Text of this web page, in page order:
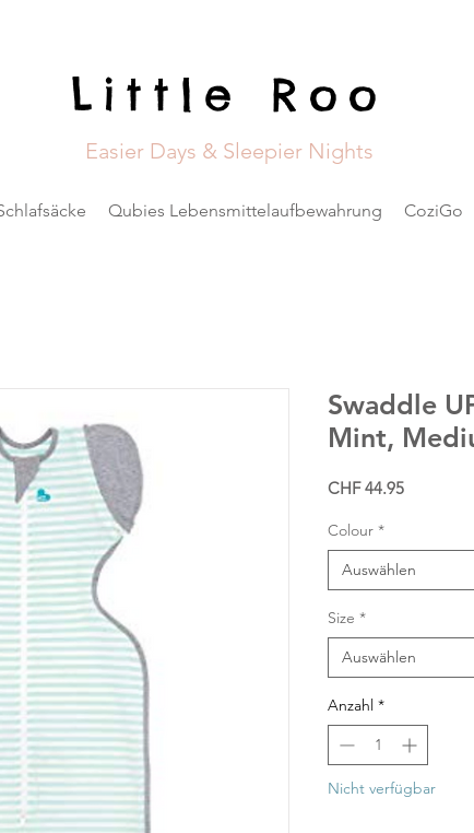
Little Roo
Easier Days & Sleepier Nights
Qubies Lebensmittelaufbewahrung CoziGo
Swaddle
Mint,
CHF 44.95Preis
Colour *
Auswählen
Size *
Auswählen
Anzahl *
Nicht verfügbar